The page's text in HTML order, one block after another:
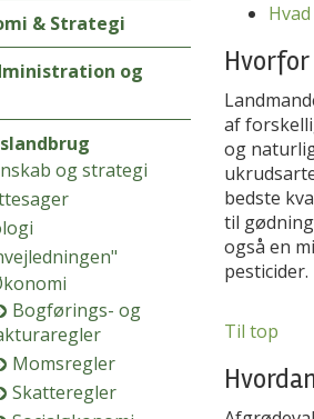
& Strategi
og
og strategi
Bogførings- og
Momsregler
Skatteregler
af
og
bedste
til
også en
pesticider.
Til top